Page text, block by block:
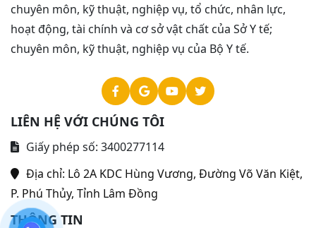
chuyên môn, kỹ thuật, nghiệp vụ, tổ chức, nhân lực,
hoạt động, tài chính và cơ sở vật chất của Sở Y tế;
chuyên môn, kỹ thuật, nghiệp vụ của Bộ Y tế.
LIÊN HỆ VỚI CHÚNG TÔI
Giấy phép số: 3400277114
Địa chỉ: Lô 2A KDC Hùng Vương, Đường Võ Văn Kiệt,
P. Phú Thủy, Tỉnh Lâm Đồng
THÔNG TIN